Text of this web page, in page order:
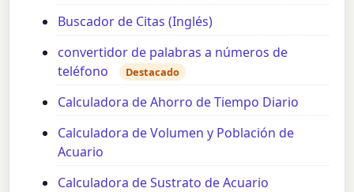
Buscador de Citas (Inglés)
convertidor de palabras a números de
teléfono
Destacado
Calculadora de Ahorro de Tiempo Diario
Calculadora de Volumen y Población de
Acuario
Calculadora de Sustrato de Acuario